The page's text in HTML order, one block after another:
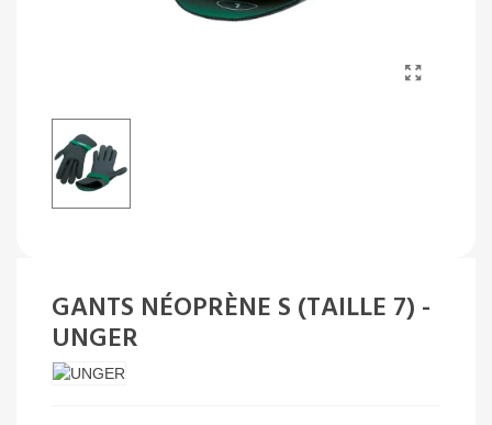
GANTS NÉOPRÈNE S (TAILLE 7) -
UNGER